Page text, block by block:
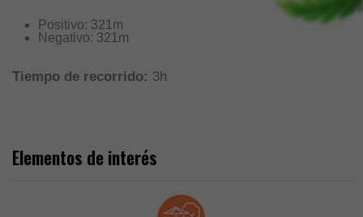
Positivo: 321m
Negativo: 321m
Tiempo de recorrido: 3h
Elementos de interés